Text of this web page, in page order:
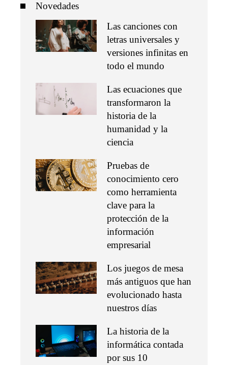
Novedades
Las canciones con
letras universales y
versiones infinitas en
todo el mundo
Las ecuaciones que
transformaron la
historia de la
humanidad y la
ciencia
Pruebas de
conocimiento cero
como herramienta
clave para la
protección de la
información
empresarial
Los juegos de mesa
más antiguos que han
evolucionado hasta
nuestros días
La historia de la
informática contada
por sus 10